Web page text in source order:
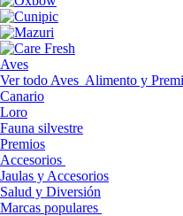
Aves
Ver todo Aves Alimento y
Canario
Loro
Fauna silvestre
Premios
Accesorios
Jaulas y Accesorios
Salud y Diversión
Marcas populares